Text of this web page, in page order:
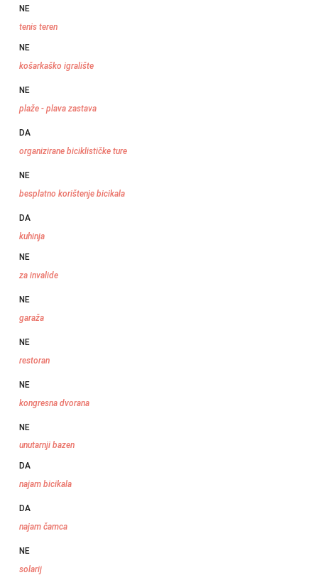
NE
tenis teren
NE
košarkaško igralište
NE
plaže - plava zastava
DA
organizirane biciklističke ture
NE
besplatno korištenje bicikala
DA
kuhinja
NE
za invalide
NE
garaža
NE
restoran
NE
kongresna dvorana
NE
unutarnji bazen
DA
najam bicikala
DA
najam čamca
NE
solarij